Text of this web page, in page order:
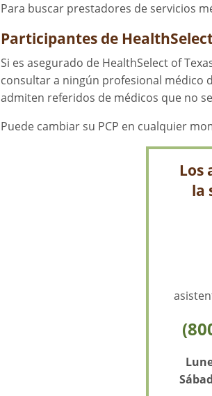
Para buscar prestadores de servicios
Participantes de
Si es asegurado de HealthSelect of
consultar a ningún profesional médico
admiten referidos de médicos que no
Puede cambiar su PCP en cualquier
Los
la